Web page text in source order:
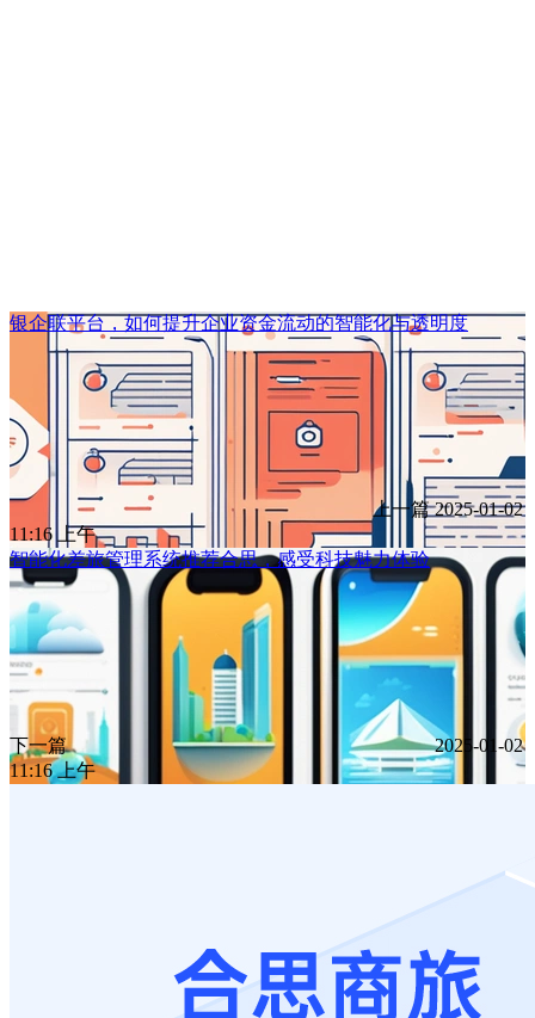
银企联平台，如何提升企业资金流动的智能化与透明度
上一篇 2025-01-02
11:16 上午
智能化差旅管理系统推荐合思，感受科技魅力体验
下一篇
2025-01-02
11:16 上午